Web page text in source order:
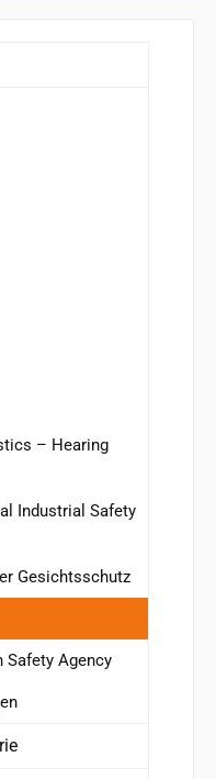
– Hearing
Industrial Safety
Gesichtsschutz
Safety Agency